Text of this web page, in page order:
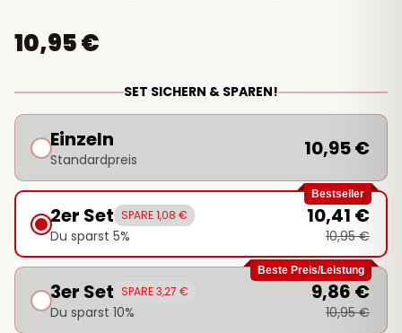
10,95 €
SET SICHERN & SPAREN!
Einzeln
Standardpreis 10,95 €
Bestseller
2er Set SPARE 1,08 €
Du sparst 5%
10,41 €
10,95 €
Beste Preis/Leistung
3er Set SPARE 3,27 €
Du sparst 10%
9,86 €
10,95 €